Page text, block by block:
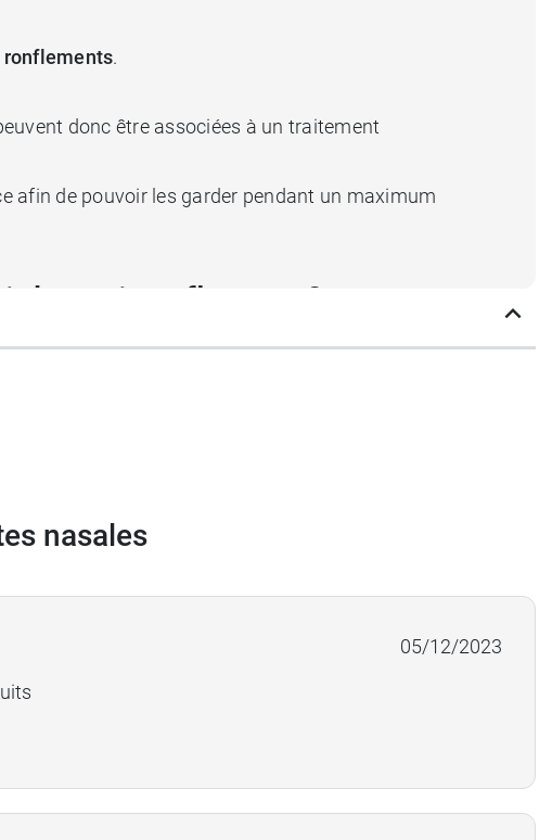
.
donc être associées à un traitement
afin de pouvoir les garder pendant un maximum
anti ronflement ?
nasales
05/12/2023